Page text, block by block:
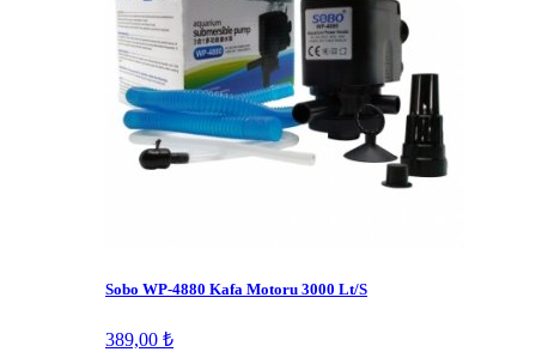
Sobo WP-4880 Kafa Motoru 3000 Lt/S
389,00 ₺